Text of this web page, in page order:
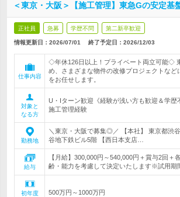
＜東京・大阪＞【施工管理】東急Gの安定基
正社員 急募 学歴不問 第二新卒歓迎
情報更新日：2026/07/01 終了予定日： 2026/12/03
仕事内容
◇年休126日以上！プライベート両立可能◇
め、さまざまな物件の改修プロジェクトなど
をお任せします。
対象と
なる方
U・Iターン歓迎《経験が浅い方も歓迎＆学歴
施工管理経験
勤務地
＼東京・大阪で募集◎／ 【本社】 東京都渋
谷地下鉄ビル5階 【西日本支店…
給与
【月給】300,000円～540,000円＋賞与2回
齢・能力を考慮して決定いたします※試用期
初年度
500万円～1000万円